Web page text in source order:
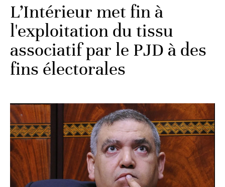
L’Intérieur met fin à
l'exploitation du tissu
associatif par le PJD à des
fins électorales